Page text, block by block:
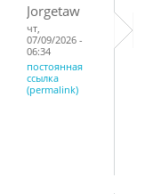
Jorgetaw
чт,
07/09/2026 -
06:34
постоянная
ссылка
(permalink)